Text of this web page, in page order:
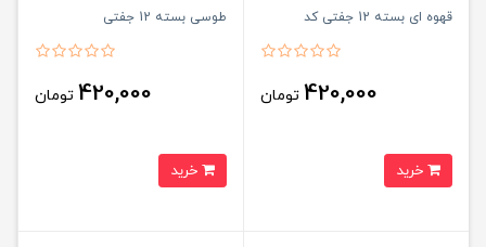
قهوه ای بسته 12 جفتی کد
420,000 تومان
طوسی بسته 12 جفتی
420,000 تومان